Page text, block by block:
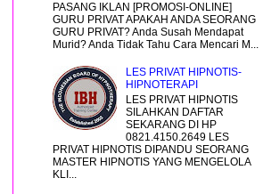
PASANG IKLAN [PROMOSI-ONLINE]
GURU PRIVAT APAKAH ANDA SEORANG
GURU PRIVAT? Anda Susah Mendapat
Murid? Anda Tidak Tahu Cara Mencari M...
LES PRIVAT HIPNOTIS-
HIPNOTERAPI
LES PRIVAT HIPNOTIS
SILAHKAN DAFTAR
SEKARANG DI HP
0821.4150.2649 LES
PRIVAT HIPNOTIS DIPANDU SEORANG
MASTER HIPNOTIS YANG MENGELOLA
KLI...